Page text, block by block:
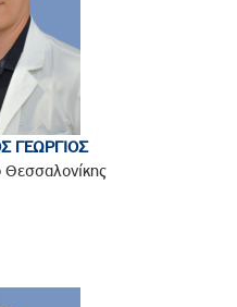
ΓΕΩΡΓΙΟΣ
Θεσσαλονίκης